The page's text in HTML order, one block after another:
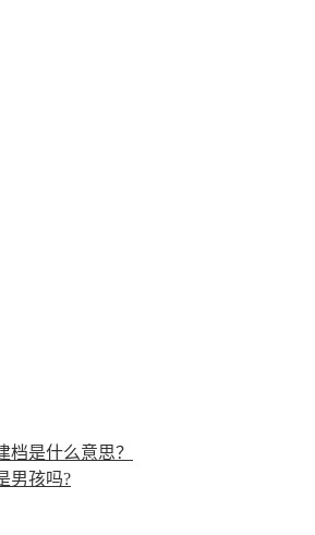
是什么意思？
男孩吗?